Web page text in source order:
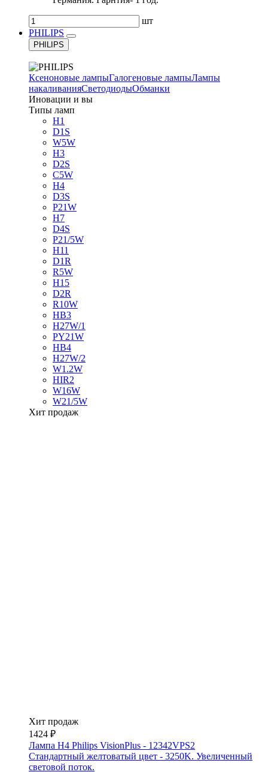
шт
PHILIPS
PHILIPS
Ксеноновые лампыГалогеновые лампыЛампы
накаливанияСветодиодыОбманки
Иновации и вы
Типы ламп
H1
D1S
W5W
H3
D2S
C5W
H4
D3S
P21W
H7
D4S
P21/5W
H11
D1R
R5W
H15
D2R
R10W
HB3
H27W/1
PY21W
HB4
H27W/2
W1.2W
HIR2
W16W
W21/5W
Хит продаж
Хит продаж
1424 ₽
Лампа H4 Philips VisionPlus - 12342VPS2
Стандартный желтоватый цвет - 3250K. Увеличенный
световой поток.